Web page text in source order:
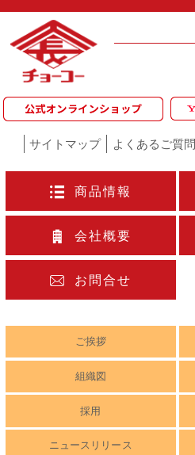
サイトマップ よくあるご質問
商品情報
会社概要
お問合せ
ご挨拶
組織図
採用
ニュースリリース